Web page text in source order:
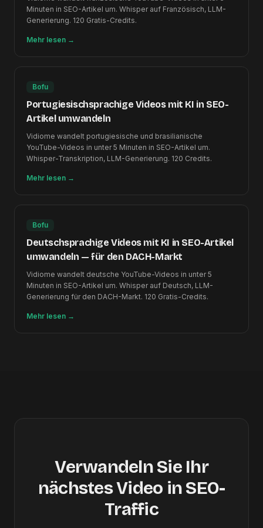
Minuten in SEO-Artikel um. Whisper auf Französisch, LLM-
Generierung. 120 Gratis-Credits.
Mehr lesen →
Bofu
Portugiesischsprachige Videos mit KI in SEO-
Artikel umwandeln
Vidiome wandelt portugiesische und brasilianische
YouTube-Videos in unter 5 Minuten in SEO-Artikel um.
Whisper-Transkription, LLM-Generierung. 120 Credits.
Mehr lesen →
Bofu
Deutschsprachige Videos mit KI in SEO-Artikel
umwandeln — für den DACH-Markt
Vidiome wandelt deutsche YouTube-Videos in unter 5
Minuten in SEO-Artikel um. Whisper auf Deutsch, LLM-
Generierung für den DACH-Markt. 120 Gratis-Credits.
Mehr lesen →
Verwandeln Sie Ihr
nächstes Video in SEO-
Traffic